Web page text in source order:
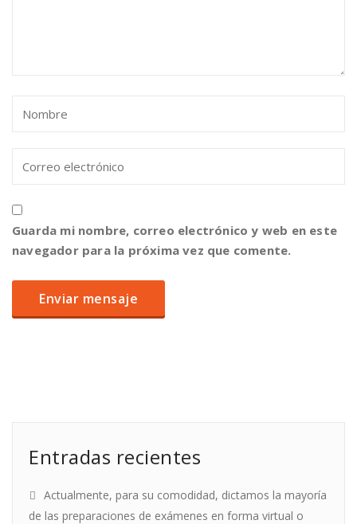
Guarda mi nombre, correo electrónico y web en este
navegador para la próxima vez que comente.
Entradas recientes
Actualmente, para su comodidad, dictamos la mayoría
de las preparaciones de exámenes en forma virtual o